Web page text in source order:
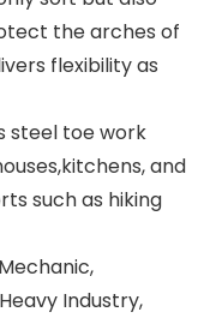
the arches of
flexibility as
steel toe work
and
such as hiking
Industry,